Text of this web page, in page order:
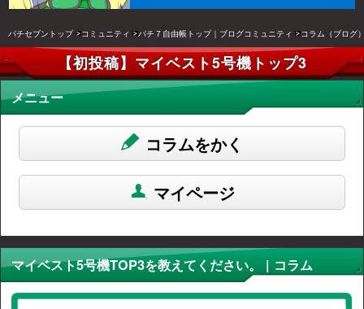
パチセブントップ コミュニティ パチ７自由帳トップ｜ブログコミュニティ コラム（ブログ
【初投稿】マイベスト5号機トップ3
メニュー
コラムをかく
マイページ
マイベスト5号機TOP3を教えてください。 | コラム